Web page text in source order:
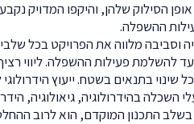
הסילוק שלהן, והיקפו המדויק
ההשפלה.
וסביבה מלווה את הפרויקט בכל
להשלמת פעילות ההשפלה. ליווי
השכלה בהידרולוגיה, גיאולוגיה,
התכנון המוקדם, הוא לרוב